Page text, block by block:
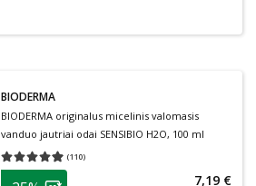
BIODERMA
BIODERMA originalus micelinis valomasis
vanduo jautriai odai SENSIBIO H2O, 100 ml
(110)
Vidutinis įvertinimas 4.95
patarimas 7,19 €